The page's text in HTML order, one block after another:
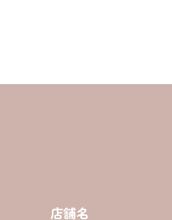
店舗名